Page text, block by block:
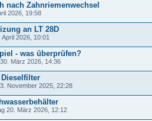
nach Zahnriemenwechsel
2026, 19:58
an LT 28D
2026, 10:01
- was überprüfen?
März 2026, 14:36
November 2025, 22:28
20. März 2026, 12:12